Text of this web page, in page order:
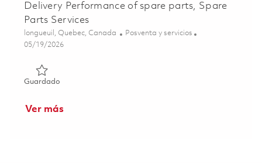
Delivery Performance of spare parts, Spare
Parts Services
Ubicación
longueuil, Quebec, Canada Categoría
Posventa y servicios
Posted Date
05/19/2026
GuardadoGuardado Gestionnaire principal Performance des
Ver más